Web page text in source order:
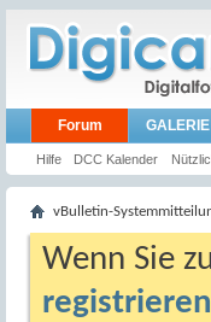
Forum
Hilfe DCC Kalender
GALERIE
vBulletin-
Wenn Sie
registrieren